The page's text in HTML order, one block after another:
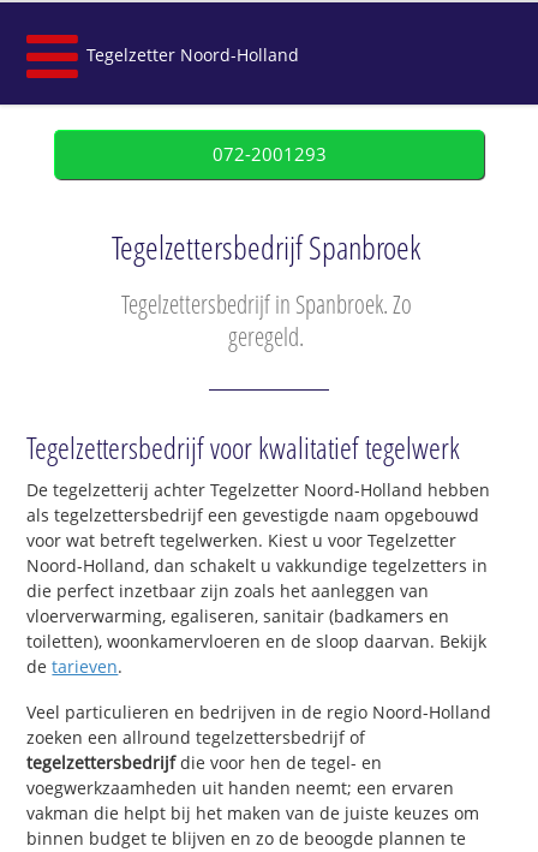
Tegelzetter Noord-Holland
072-2001293
Tegelzettersbedrijf Spanbroek
Tegelzettersbedrijf in Spanbroek. Zo
geregeld.
Tegelzettersbedrijf voor kwalitatief tegelwerk
De tegelzetterij achter Tegelzetter Noord-Holland hebben
als tegelzettersbedrijf een gevestigde naam opgebouwd
voor wat betreft tegelwerken. Kiest u voor Tegelzetter
Noord-Holland, dan schakelt u vakkundige tegelzetters in
die perfect inzetbaar zijn zoals het aanleggen van
vloerverwarming, egaliseren, sanitair (badkamers en
toiletten), woonkamervloeren en de sloop daarvan. Bekijk
detarieven.
Veel particulieren en bedrijven in de regio Noord-Holland
zoeken een allround tegelzettersbedrijf of
tegelzettersbedrijfdie voor hen de tegel- en
voegwerkzaamheden uit handen neemt; een ervaren
vakman die helpt bij het maken van de juiste keuzes om
binnen budget te blijven en zo de beoogde plannen te